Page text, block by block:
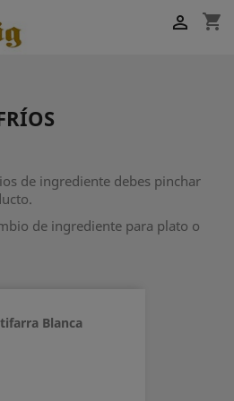
shopping_cart

de ingrediente debes pinchar
de ingrediente para plato o
Blanca